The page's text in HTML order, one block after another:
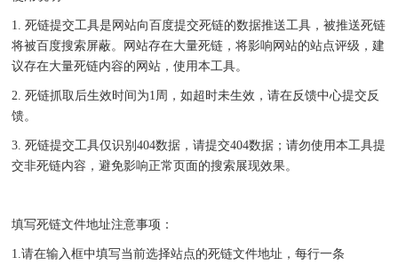
1. 死链提交工具是网站向百度提交死链的数据推送工具，被推送死链
将被百度搜索屏蔽。网站存在大量死链，将影响网站的站点评级，建
议存在大量死链内容的网站，使用本工具。
2. 死链抓取后生效时间为1周，如超时未生效，请在反馈中心提交反
馈。
3. 死链提交工具仅识别404数据，请提交404数据；请勿使用本工具提
交非死链内容，避免影响正常页面的搜索展现效果。
填写死链文件地址注意事项：
1.请在输入框中填写当前选择站点的死链文件地址，每行一条